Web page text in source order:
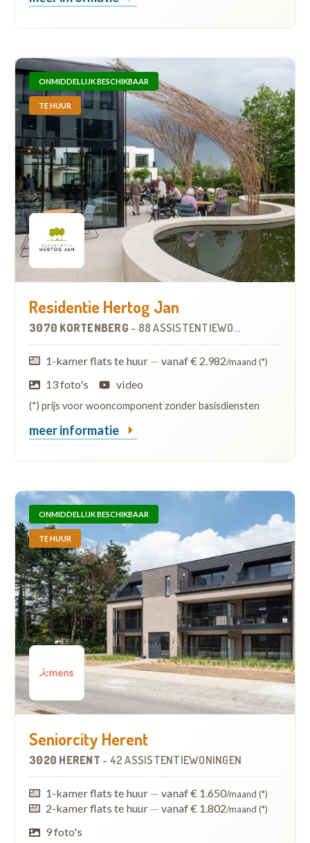
ONMIDDELLIJK BESCHIKBAAR
TE HUUR
Residentie Hertog Jan
3070 KORTENBERG - 88 ASSISTENTIEWONINGEN
1-kamer flats te huur — vanaf € 2.982/maand (*)
13 foto's video
(*) prijs voor wooncomponent zonder basisdiensten
meer informatie
ONMIDDELLIJK BESCHIKBAAR
TE HUUR
Seniorcity Herent
3020 HERENT - 42 ASSISTENTIEWONINGEN
1-kamer flats te huur — vanaf € 1.650/maand (*)
2-kamer flats te huur — vanaf € 1.802/maand (*)
9 foto's